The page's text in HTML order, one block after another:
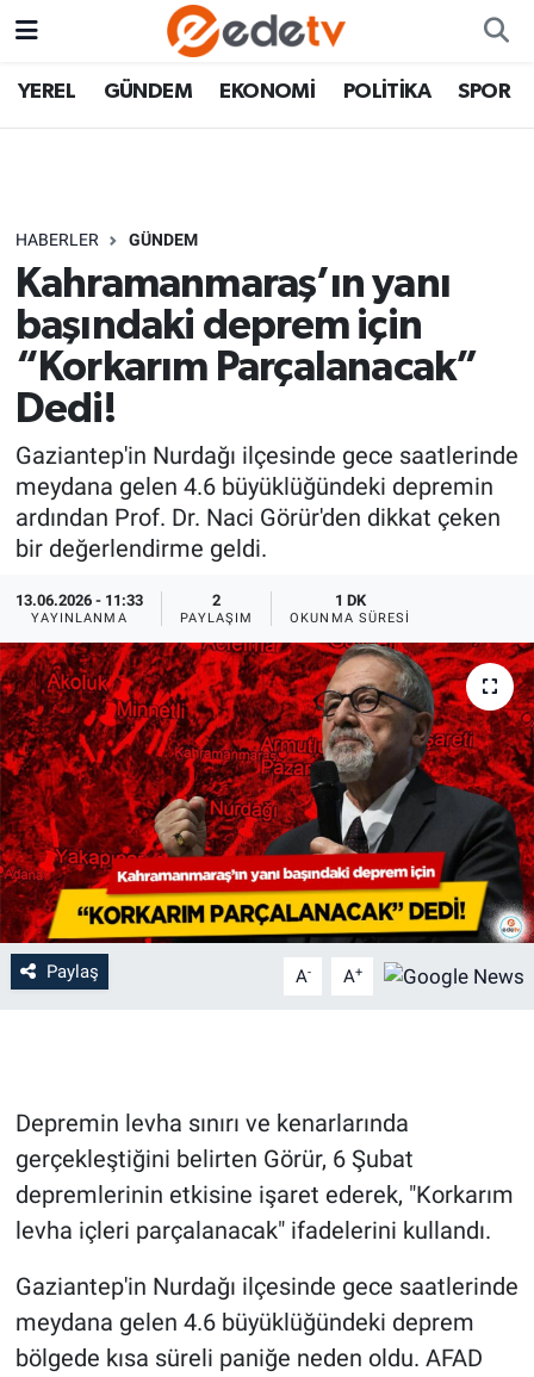
YEREL GÜNDEM EKONOMİ POLİTİKA SPOR
HABERLER GÜNDEM
Kahramanmaraş’ın yanı
başındaki deprem için
“Korkarım Parçalanacak”
Dedi!
Gaziantep'in Nurdağı ilçesinde gece saatlerinde
meydana gelen 4.6 büyüklüğündeki depremin
ardından Prof. Dr. Naci Görür'den dikkat çeken
bir değerlendirme geldi.
13.06.2026 - 11:33
YAYINLANMA
2
PAYLAŞIM
1 DK
OKUNMA SÜRESI
Paylaş A- A+
Depremin levha sınırı ve kenarlarında
gerçekleştiğini belirten Görür, 6 Şubat
depremlerinin etkisine işaret ederek, "Korkarım
levha içleri parçalanacak" ifadelerini kullandı.
Gaziantep'in Nurdağı ilçesinde gece saatlerinde
meydana gelen 4.6 büyüklüğündeki deprem
bölgede kısa süreli paniğe neden oldu. AFAD